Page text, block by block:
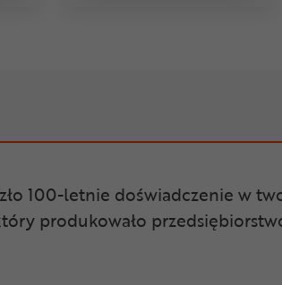
100-letnie doświadczenie w
produkowało